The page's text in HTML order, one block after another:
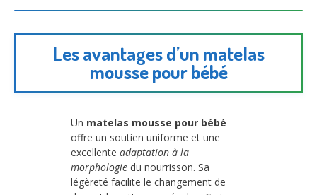
Les avantages d’un matelas
mousse pour bébé
Un matelas mousse pour bébé
offre un soutien uniforme et une
excellente adaptation à la
morphologie du nourrisson. Sa
légèreté facilite le changement de